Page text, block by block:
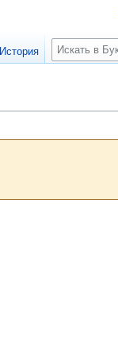
История
П
о
к